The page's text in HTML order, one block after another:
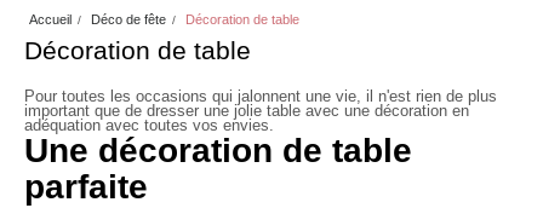
Accueil Déco de fête Décoration de table
Décoration de table
Pour toutes les occasions qui jalonnent une vie, il n'est rien de plus
important que de dresser une jolie table avec une décoration en
adéquation avec toutes vos envies.
Une décoration de table
parfaite